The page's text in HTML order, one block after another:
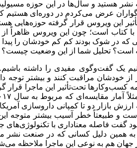
و سال‌ها در این حوزه مسیولیت
عرض می‌کردم در دوره‌ای هستیم
این ویروس قرار گرفته حوزه‌هایی
با کتاب است؛ چون این ویروس
در شوک بودند کم کم خودشان را پیدا
است؟ تحلیل شما از این وضعیت چیست؟
یک گفت‌وگوی مفیدی را داشته
خودشان مراقبت کنند و بیشتر توجه
کسب‌وکارها تحت‌تأثیر این ماجرا
بازار دو تا کمپانی داروسازی
و طبیعتاً خطر آسیب بیشتر متوجه
فاصله معناداری با تکنولوژی‌های
به همین دلیل کسانی که در صنعت نشر
در جهان هم به نوعی این ماجرا